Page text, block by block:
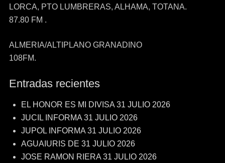
LORCA, PTO LUMBRERAS, ALHAMA, TOTANA.
87.80 FM .
ALMERIA/ALTIPLANO GRANADINO
108FM.
Entradas recientes
EL HONOR ES MI DIVISA 31 JULIO 2026
JUCIL INFORMA 31 JULIO 2026
JUPOL INFORMA 31 JULIO 2026
AGUAIURIS DE 31 JULIO 2026
JOSE RAMON RIERA 31 JULIO 2026